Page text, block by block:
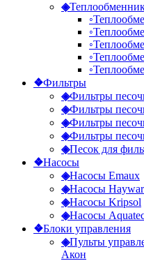
◈
◦
◦
◦
◦
◦
❖Фильтры
◈Фильтры
◈Фильтры
◈Фильтры
◈Фильтры
◈Песок для
❖Насосы
◈Насосы Emaux
◈Насосы
◈Насосы Kripsol
◈Насосы
❖Блоки управления
◈Пульты
Акон